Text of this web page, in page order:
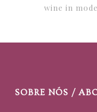
wine in
SOBRE NÓS /